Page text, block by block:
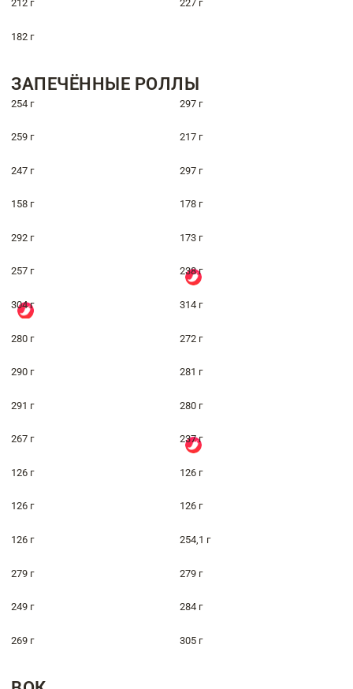
212 г 227 г
182 г
ЗАПЕЧЁННЫЕ РОЛЛЫ
254 г 297 г
259 г 217 г
247 г 297 г
158 г 178 г
292 г 173 г
257 г 238 г
304 г 314 г
280 г 272 г
290 г 281 г
291 г 280 г
267 г 237 г
126 г 126 г
126 г 126 г
126 г 254,1 г
279 г 279 г
249 г 284 г
269 г 305 г